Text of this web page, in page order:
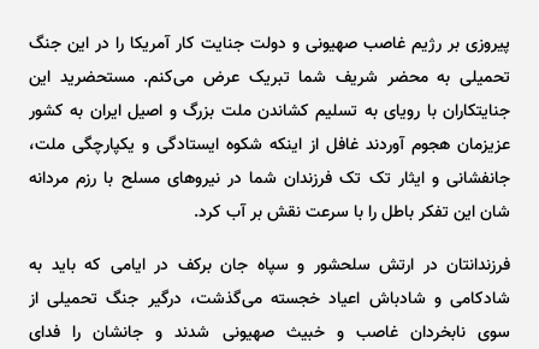
پیروزی بر رژیم غاصب صهیونی و دولت جنایت کار آمریکا را در این جنگ
تحمیلی به محضر شریف شما تبریک عرض می‌کنم. مستحضرید این
جنایتکاران با رویای به تسلیم کشاندن ملت بزرگ و اصیل ایران به کشور
عزیزمان هجوم آوردند غافل از اینکه شکوه ایستادگی و یکپارچگی ملت،
جانفشانی و ایثار تک تک فرزندان شما در نیرو‌های مسلح با رزم مردانه
شان این تفکر باطل را با سرعت نقش بر آب کرد.
فرزندانتان در ارتش سلحشور و سپاه جان برکف در ایامی که باید به
شادکامی و شادباش اعیاد خجسته می‌گذشت، درگیر جنگ تحمیلی از
سوی نابخردان غاصب و خبیث صهیونی شدند و جانشان را فدای